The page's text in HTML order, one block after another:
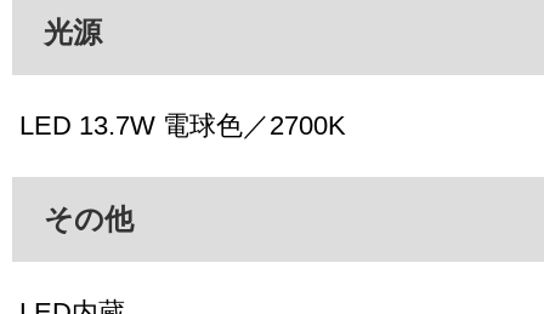
光源
LED 13.7W 電球色／2700K
その他